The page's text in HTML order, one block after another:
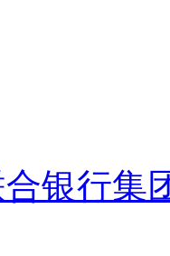
合银行集